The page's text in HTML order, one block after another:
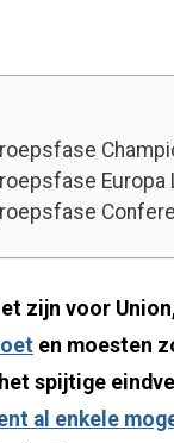
Europa
zijn voor
en moesten
spijtige
al enkele